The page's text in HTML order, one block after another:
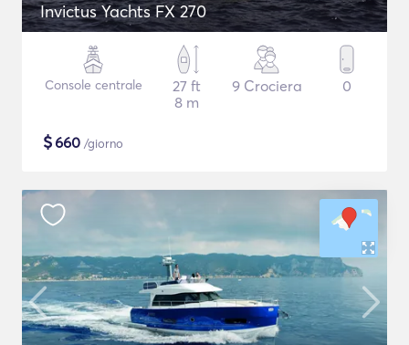
Invictus Yachts FX 270
Console centrale
27 ft
8 m
9 Crociera 0
$660 /giorno